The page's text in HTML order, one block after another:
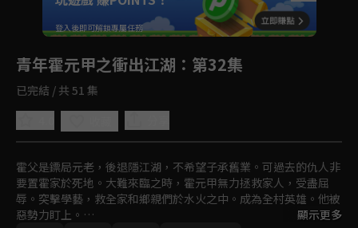
登入後即可解鎖專屬任務
青年霍元甲之衝出江湖 ：第32集
已完結 / 共 51 集
霍父是鏢局元老，後退隱江湖，不希望子承舊業。可過去的仇人非
要置霍家於死地。大難來臨之時，霍元甲無力拯救家人，受盡屈
辱。突擊學藝，救全家和鄉親們於水火之中。成為全村英雄。他被
惡勢力盯上。
顯示更多